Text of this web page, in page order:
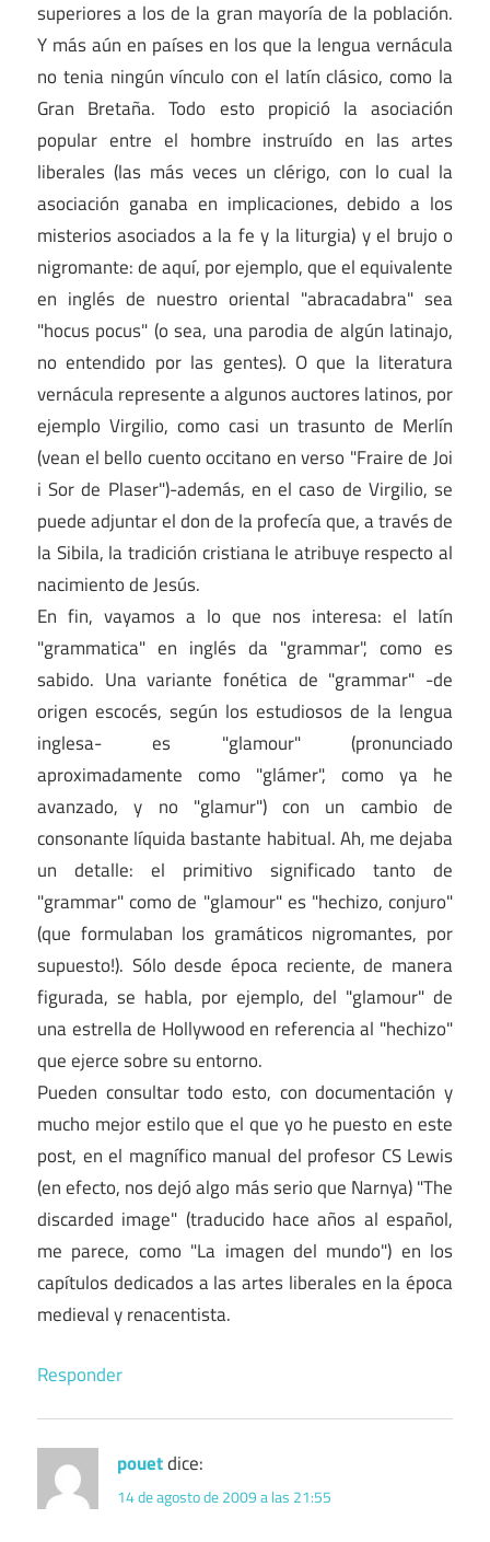
superiores a los de la gran mayoría de la población.
Y más aún en países en los que la lengua vernácula
no tenia ningún vínculo con el latín clásico, como la
Gran Bretaña. Todo esto propició la asociación
popular entre el hombre instruído en las artes
liberales (las más veces un clérigo, con lo cual la
asociación ganaba en implicaciones, debido a los
misterios asociados a la fe y la liturgia) y el brujo o
nigromante: de aquí, por ejemplo, que el equivalente
en inglés de nuestro oriental "abracadabra" sea
"hocus pocus" (o sea, una parodia de algún latinajo,
no entendido por las gentes). O que la literatura
vernácula represente a algunos auctores latinos, por
ejemplo Virgilio, como casi un trasunto de Merlín
(vean el bello cuento occitano en verso "Fraire de Joi
i Sor de Plaser")-además, en el caso de Virgilio, se
puede adjuntar el don de la profecía que, a través de
la Sibila, la tradición cristiana le atribuye respecto al
nacimiento de Jesús.
En fin, vayamos a lo que nos interesa: el latín
"grammatica" en inglés da "grammar", como es
sabido. Una variante fonética de "grammar" -de
origen escocés, según los estudiosos de la lengua
inglesa- es "glamour" (pronunciado
aproximadamente como "glámer", como ya he
avanzado, y no "glamur") con un cambio de
consonante líquida bastante habitual. Ah, me dejaba
un detalle: el primitivo significado tanto de
"grammar" como de "glamour" es "hechizo, conjuro"
(que formulaban los gramáticos nigromantes, por
supuesto!). Sólo desde época reciente, de manera
figurada, se habla, por ejemplo, del "glamour" de
una estrella de Hollywood en referencia al "hechizo"
que ejerce sobre su entorno.
Pueden consultar todo esto, con documentación y
mucho mejor estilo que el que yo he puesto en este
post, en el magnífico manual del profesor CS Lewis
(en efecto, nos dejó algo más serio que Narnya) "The
discarded image" (traducido hace años al español,
me parece, como "La imagen del mundo") en los
capítulos dedicados a las artes liberales en la época
medieval y renacentista.
Responder
pouetdice:
14 de agosto de 2009 a las 21:55